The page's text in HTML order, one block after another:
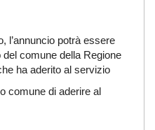
l’annuncio potrà essere
comune della Regione
ha aderito al servizio
comune di aderire al